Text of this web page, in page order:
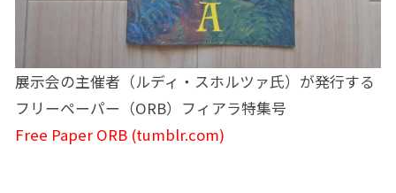
展示会の主催者（ルディ・スホルツァ氏）が発行する
フリーペーパー（ORB）フィアラ特集号
Free Paper ORB (tumblr.com)